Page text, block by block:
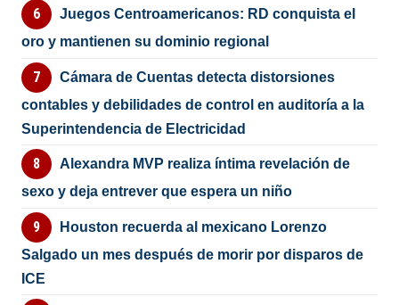
Juegos Centroamericanos: RD conquista el
oro y mantienen su dominio regional
Cámara de Cuentas detecta distorsiones
contables y debilidades de control en auditoría a la
Superintendencia de Electricidad
Alexandra MVP realiza íntima revelación de
sexo y deja entrever que espera un niño
Houston recuerda al mexicano Lorenzo
Salgado un mes después de morir por disparos de
ICE